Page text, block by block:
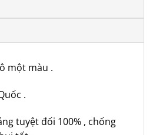
một màu .
.
tuyệt đối 100% , chống